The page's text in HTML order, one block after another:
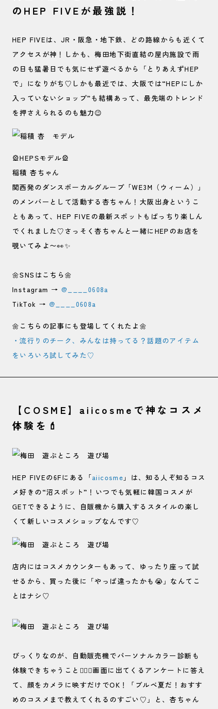
GETしよ👟
り”チャレンジ🎯
のHEP FIVEが最強説！
HEP FIVEは、JR・阪急・地下鉄、どの路線からも近くて
アクセスが神！しかも、梅田地下街直結の屋内施設で雨
の日も猛暑日でも気にせず遊べるから「とりあえずHEP
で」になりがち♡しかも最近では、大阪では“HEPにしか
入っていないショップ”も結構あって、最先端のトレンド
を押さえられるのも魅力😉
🎡HEPSモデル🎡
稲積 杏ちゃん
関西発のダンスボーカルグループ「WE3M（ウィーム）」
のメンバーとして活動する杏ちゃん！大阪出身というこ
ともあって、HEP FIVEの最新スポットもばっちり楽しん
でくれました♡さっそく杏ちゃんと一緒にHEPのお店を
覗いてみよ〜👀✨
🌼SNSはこちら🌼
Instagram → @____0608a
TikTok → @____0608a
🌼こちらの記事にも登場してくれたよ🌼
・流行りのチーク、みんなは持ってる？話題のアイテム
をいろいろ試してみた♡
【COSME】aiicosmeで神なコスメ
体験を💄
HEP FIVEの6Fにある「aiicosme 」は、知る人ぞ知るコス
メ好きの“沼スポット”！いつでも気軽に韓国コスメが
GETできるように、自販機から購入するスタイルの楽し
くて新しいコスメショップなんです♡
店内にはコスメカウンターもあって、ゆったり座って試
せるから、買った後に「やっぱ違ったかも😭」なんてこ
とはナシ♡
びっくりなのが、自動販売機でパーソナルカラー診断も
体験できちゃうこと😮‍💨💘画面に出てくるアンケートに答え
て、顔をカメラに映すだけでOK！「ブルベ夏だ！おすす
めのコスメまで教えてくれるのすごい♡」と、杏ちゃん